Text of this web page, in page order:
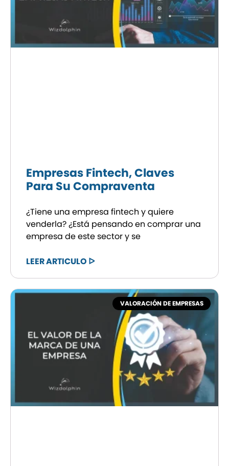
Empresas Fintech, Claves
Para Su Compraventa
¿Tiene una empresa fintech y quiere
venderla? ¿Está pensando en comprar una
empresa de este sector y se
LEER ARTICULO ᐅ
VALORACIÓN DE EMPRESAS